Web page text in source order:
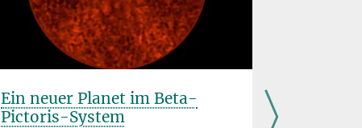
Ein neuer Planet im Beta-
Pictoris-System